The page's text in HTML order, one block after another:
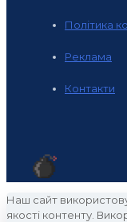
Політика
Реклама
Контакти
Наш сайт
якості контенту.